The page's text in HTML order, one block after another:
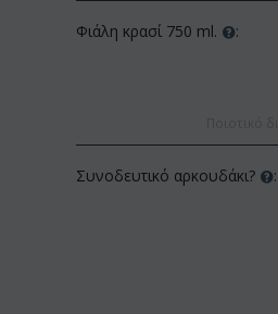
Φιάλη κρασί 750 ml. :
Συνοδευτικό αρκουδάκι? :